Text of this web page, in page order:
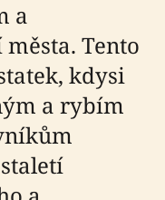
a
Tento
kdysi
a rybím